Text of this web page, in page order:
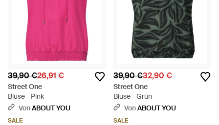
39,90 €26,91 €
Street One
Bluse - Pink
VonABOUT YOU
SALE
39,90 €32,90 €
Street One
Bluse - Grün
VonABOUT YOU
SALE